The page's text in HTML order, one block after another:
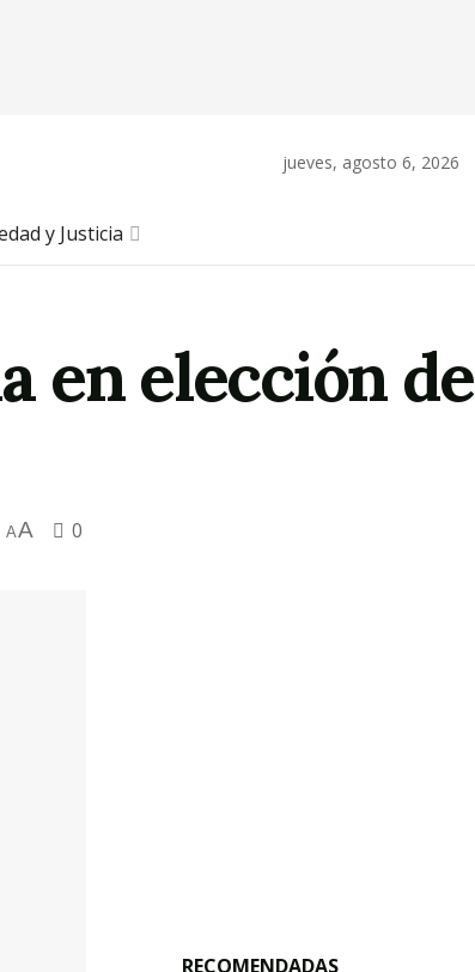
jueves, agosto 6, 2026
y Justicia
en elección de
AA 0
RECOMENDADAS